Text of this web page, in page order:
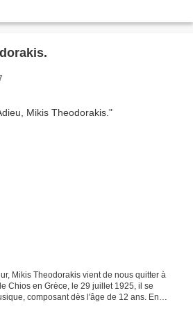
Mikis Theodorakis vient de nous quitter à
Chios en Grèce, le 29 juillet 1925, il se
composant dès l'âge de 12 ans. En